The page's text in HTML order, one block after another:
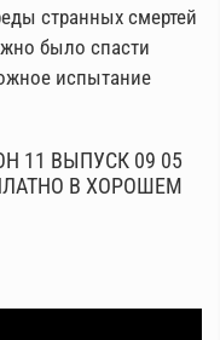
странных смертей
было спасти
испытание
В ХОРОШЕМ